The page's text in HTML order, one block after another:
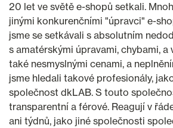
20 let ve světě e-shopů setkali.
jinými konkurenčními "úpravci" e-
jsme se setkávali s absolutním
s amatérskými úpravami, chybami, a
také nesmyslnými cenami, a
jsme hledali takové profesionály,
společnost dkLAB. S touto
transparentní a férové. Reagují v
ani týdnů, jako jiné společnosti